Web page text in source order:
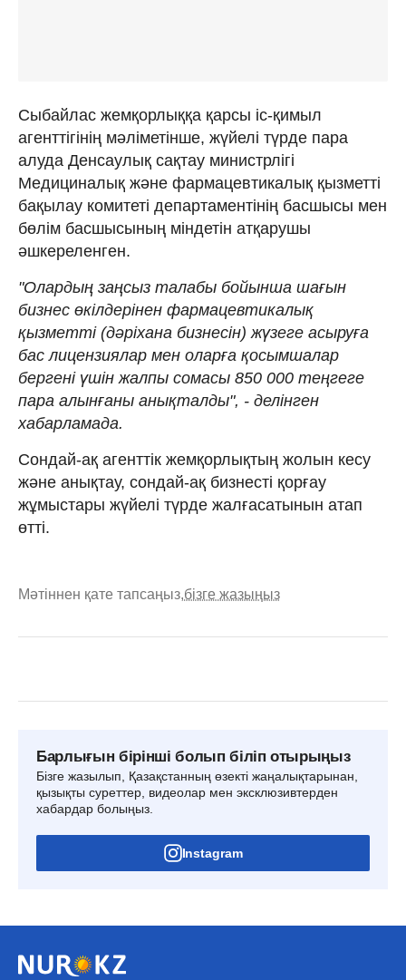
Сыбайлас жемқорлыққа қарсы іс-қимыл
агенттігінің мәліметінше, жүйелі түрде пара
алуда Денсаулық сақтау министрлігі
Медициналық және фармацевтикалық қызметті
бақылау комитеті департаментінің басшысы мен
бөлім басшысының міндетін атқарушы
әшкереленген.
"Олардың заңсыз талабы бойынша шағын
бизнес өкілдерінен фармацевтикалық
қызметті (дәріхана бизнесін) жүзеге асыруға
бас лицензиялар мен оларға қосымшалар
бергені үшін жалпы сомасы 850 000 теңгеге
пара алынғаны анықталды", - делінген
хабарламада.
Сондай-ақ агенттік жемқорлықтың жолын кесу
және анықтау, сондай-ақ бизнесті қорғау
жұмыстары жүйелі түрде жалғасатынын атап
өтті.
Мәтіннен қате тапсаңыз,бізге жазыңыз
Барлығын бірінші болып біліп отырыңыз
Бізге жазылып, Қазақстанның өзекті жаңалықтарынан,
қызықты суреттер, видеолар мен эксклюзивтерден
хабардар болыңыз.
Instagram